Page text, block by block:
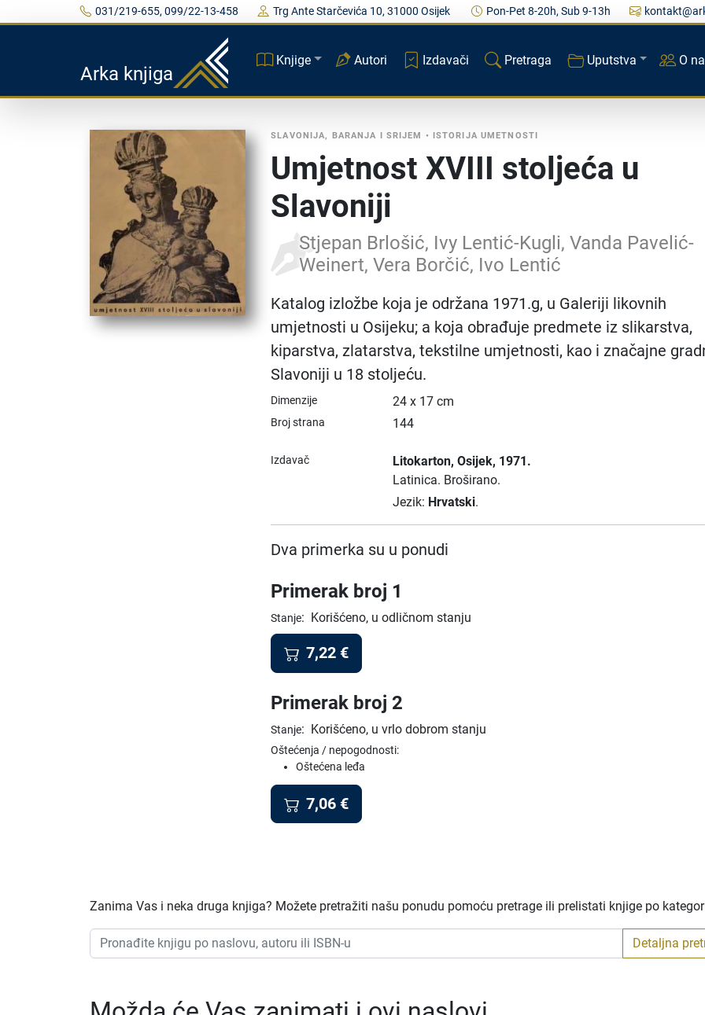
031/219-655, 099/22-13-458 Trg Ante Starčevića 10, 31000 Osijek Pon-Pet 8-20h, Sub 9-13h
Arka knjiga
Knjige Autori Izdavači Pretraga Uputstva O
SLAVONIJA, BARANJA I SRIJEM • ISTORIJA UMETNOSTI
Umjetnost XVIII stoljeća u
Slavoniji
Stjepan Brlošić, Ivy Lentić-Kugli, Vanda Pavelić-
Weinert, Vera Borčić, Ivo Lentić
Katalog izložbe koja je održana 1971.g, u Galeriji likovnih
umjetnosti u Osijeku; a koja obrađuje predmete iz slikarstva,
kiparstva, zlatarstva, tekstilne umjetnosti, kao i značajne
Slavoniji u 18 stoljeću.
Dimenzije 24 x 17 cm
Broj strana 144
Izdavač Litokarton, Osijek, 1971.
Latinica. Broširano.
Jezik: Hrvatski.
Dva primerka su u ponudi
Primerak broj 1
Stanje: Korišćeno, u odličnom stanju
7,22 €
Primerak broj 2
Stanje: Korišćeno, u vrlo dobrom stanju
Oštećenja / nepogodnosti:
Oštećena leđa
7,06 €
Zanima Vas i neka druga knjiga? Možete pretražiti našu ponudu pomoću pretrage ili prelistati knjige po
Detaljna